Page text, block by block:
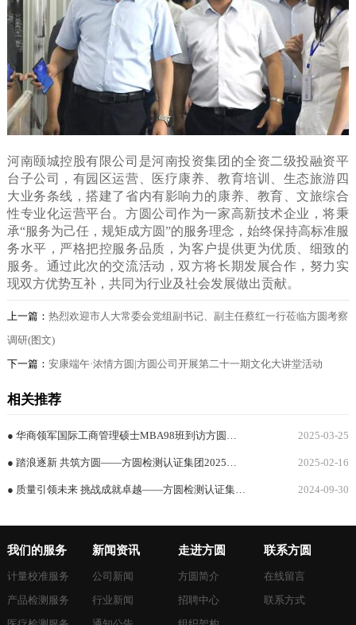
河南颐城控股有限公司是河南投资集团的全资二级投融资平
台子公司，有园区运营、医疗康养、教育培训、生态旅游四
大业务条线，搭建了省内有影响力的康养、教育、文旅综合
性专业化运营平台。方圆公司作为一家高新技术企业，将秉
承“服务为己任，规矩成方圆”的服务理念，始终保持高标准服
务水平，严格把控服务品质，为客户提供更为优质、细致的
服务。通过此次的交流活动，双方将长期发展合作，努力实
现双方优势互补，共同为行业及社会发展做出贡献。
上一篇： 热烈欢迎市人大常委会党组副书记、副主任蔡红一行莅临方圆考察
调研(图文)
下一篇： 安康端午·浓情方圆|方圆公司开展第二十一期文化大讲堂活动
相关推荐
2025-03-25
2025-02-16
● 质量引领未来 挑战成就卓越——方圆检测认证集团有限公司举办第43期文化大讲堂暨质量月主题活动 2024-09-30
我们的服务
计量校准服务
产品检测服务
新闻资讯
公司新闻
行业新闻
走进方圆
方圆简介
招聘中心
联系方圆
在线留言
联系方式